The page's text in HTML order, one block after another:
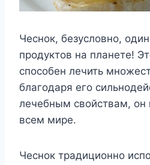
Чеснок, безусловно,
продуктов на планете!
способен лечить
благодаря его
лечебным свойствам, он
всем мире.
Чеснок традиционно